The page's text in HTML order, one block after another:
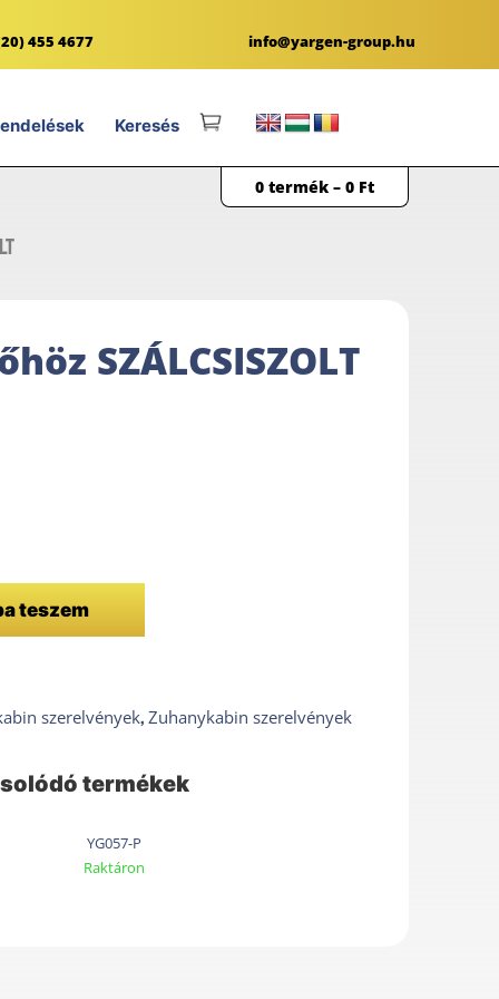
455 4677 info@yargen-group.hu
Keresés
0 termék –0 Ft
SZÁLCSISZOLT
teszem
szerelvények,Zuhanykabin szerelvények
termékek
YG057-P
Raktáron